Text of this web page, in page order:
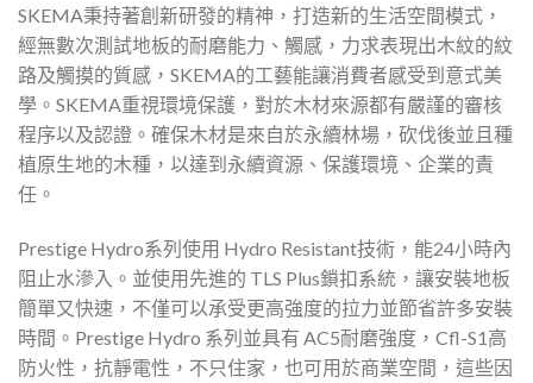
SKEMA秉持著創新研發的精神，打造新的生活空間模式，
經無數次測試地板的耐磨能力、觸感，力求表現出木紋的紋
路及觸摸的質感，SKEMA的工藝能讓消費者感受到意式美
學。SKEMA重視環境保護，對於木材來源都有嚴謹的審核
程序以及認證。確保木材是來自於永續林場，砍伐後並且種
植原生地的木種，以達到永續資源、保護環境、企業的責
任。
Prestige Hydro系列使用 Hydro Resistant技術，能24小時內
阻止水滲入。並使用先進的 TLS Plus鎖扣系統，讓安裝地板
簡單又快速，不僅可以承受更高強度的拉力並節省許多安裝
時間。Prestige Hydro 系列並具有 AC5耐磨強度，Cfl-S1高
防火性，抗靜電性，不只住家，也可用於商業空間，這些因